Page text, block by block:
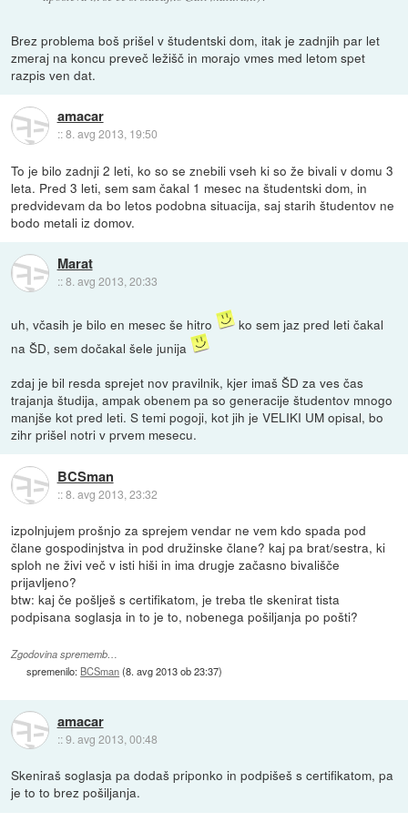
Brez problema boš prišel v študentski dom, itak je zadnjih par let
zmeraj na koncu preveč ležišč in morajo vmes med letom spet
razpis ven dat.
amacar
::8. avg 2013, 19:50
To je bilo zadnji 2 leti, ko so se znebili vseh ki so že bivali v domu 3
leta. Pred 3 leti, sem sam čakal 1 mesec na študentski dom, in
predvidevam da bo letos podobna situacija, saj starih študentov ne
bodo metali iz domov.
Marat
::8. avg 2013, 20:33
uh, včasih je bilo en mesec še hitro
ko sem jaz pred leti čakal
na ŠD, sem dočakal šele junija
zdaj je bil resda sprejet nov pravilnik, kjer imaš ŠD za ves čas
trajanja študija, ampak obenem pa so generacije študentov mnogo
manjše kot pred leti. S temi pogoji, kot jih je VELIKI UM opisal, bo
zihr prišel notri v prvem mesecu.
BCSman
::8. avg 2013, 23:32
izpolnjujem prošnjo za sprejem vendar ne vem kdo spada pod
člane gospodinjstva in pod družinske člane? kaj pa brat/sestra, ki
sploh ne živi več v isti hiši in ima drugje začasno bivališče
prijavljeno?
btw: kaj če pošlješ s certifikatom, je treba tle skenirat tista
podpisana soglasja in to je to, nobenega pošiljanja po pošti?
Zgodovina sprememb…
spremenilo: BCSman(8. avg 2013 ob 23:37)
amacar
::9. avg 2013, 00:48
Skeniraš soglasja pa dodaš priponko in podpišeš s certifikatom, pa
je to to brez pošiljanja.